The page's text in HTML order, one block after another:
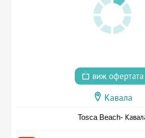
виж офертата
Кавала
Tosca Beach-